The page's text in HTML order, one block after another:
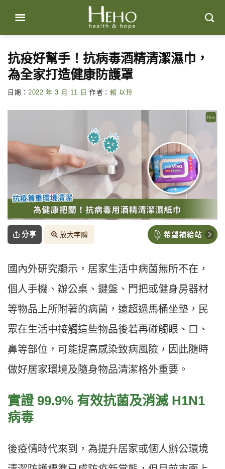
content
抗疫好幫手！抗病毒酒精清潔濕巾，
為全家打造健康防護罩
日期： 2022 年 3 月 11 日 作者： 賴 以玲
分享 放大字體
國內外研究顯示，居家生活中病菌無所不在，
個人手機、辦公桌、鍵盤、門把或健身房器材
等物品上所附著的病菌，遠超過馬桶坐墊，民
眾在生活中接觸這些物品後若再碰觸眼、口、
鼻等部位，可能提高感染致病風險，因此隨時
做好居家環境及隨身物品清潔格外重要。
實證 99.9% 有效抗菌及消滅 H1N1
病毒
後疫情時代來到，為提升居家或個人辦公環境